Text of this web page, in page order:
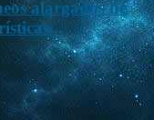
alargados de